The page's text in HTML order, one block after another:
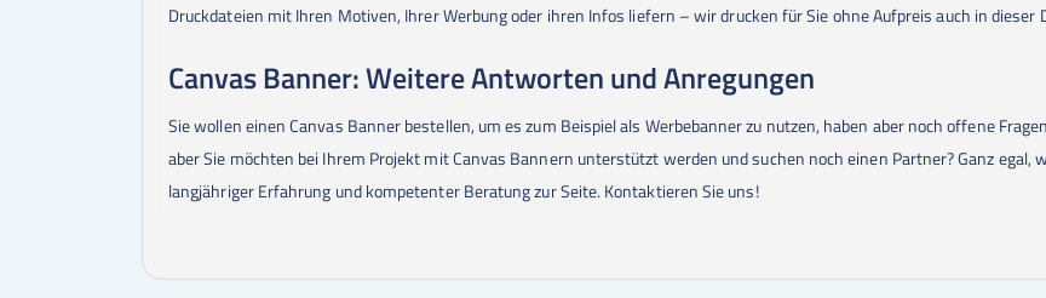
Druckdateien mit Ihren Motiven, Ihrer Werbung oder ihren Infos liefern – wir drucken für Sie ohne Aufpreis auch in dieser
Canvas Banner: Weitere Antworten und Anregungen
Sie wollen einen Canvas Banner bestellen, um es zum Beispiel als Werbebanner zu nutzen, haben aber noch offene
aber Sie möchten bei Ihrem Projekt mit Canvas Bannern unterstützt werden und suchen noch einen Partner? Ganz
langjähriger Erfahrung und kompetenter Beratung zur Seite. Kontaktieren Sie uns!